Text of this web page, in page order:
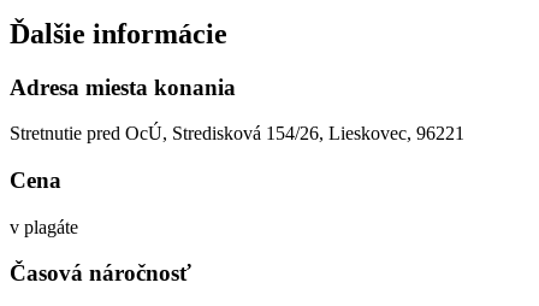
Ďalšie informácie
Adresa miesta konania
Stretnutie pred OcÚ, Stredisková 154/26, Lieskovec, 96221
Cena
v plagáte
Časová náročnosť